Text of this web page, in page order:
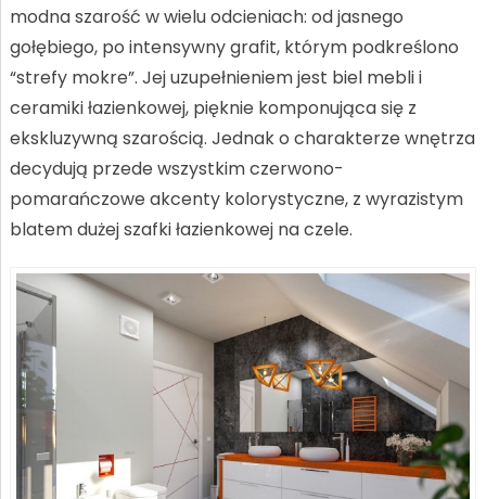
modna szarość w wielu odcieniach: od jasnego
gołębiego, po intensywny grafit, którym podkreślono
“strefy mokre”. Jej uzupełnieniem jest biel mebli i
ceramiki łazienkowej, pięknie komponująca się z
ekskluzywną szarością. Jednak o charakterze wnętrza
decydują przede wszystkim czerwono-
pomarańczowe akcenty kolorystyczne, z wyrazistym
blatem dużej szafki łazienkowej na czele.